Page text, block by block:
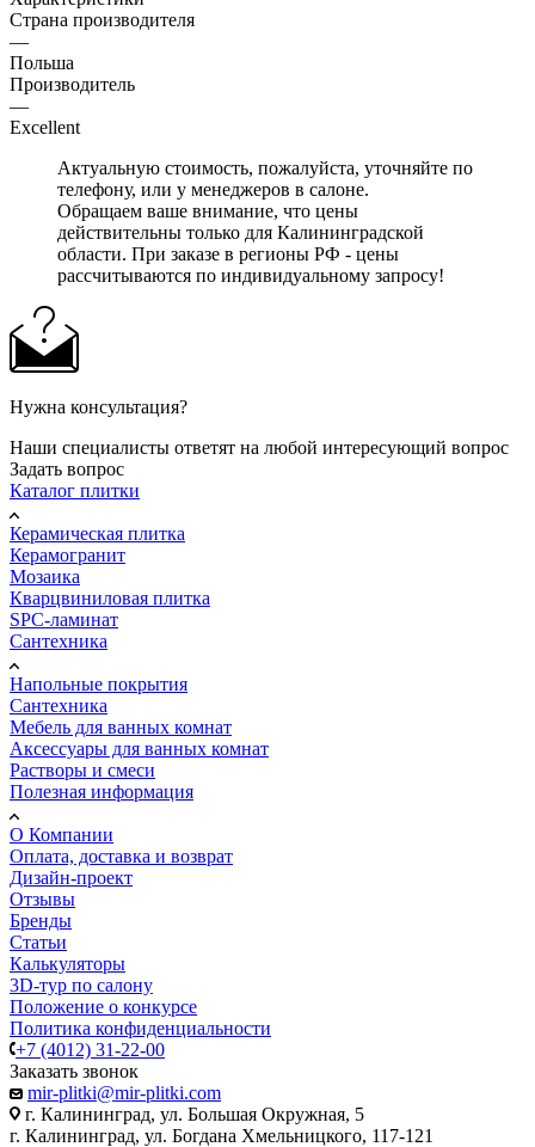
Страна производителя
—
Польша
Производитель
—
Excellent
Актуальную стоимость, пожалуйста, уточняйте по
телефону, или у менеджеров в салоне.
Обращаем ваше внимание, что цены
действительны только для Калининградской
области. При заказе в регионы РФ - цены
рассчитываются по индивидуальному запросу!
Нужна консультация?
Наши специалисты ответят на любой интересующий вопрос
Задать вопрос
Каталог плитки
Керамическая плитка
Керамогранит
Мозаика
Кварцвиниловая плитка
SPC-ламинат
Сантехника
Напольные покрытия
Сантехника
Мебель для ванных комнат
Аксессуары для ванных комнат
Растворы и смеси
Полезная информация
О Компании
Оплата, доставка и возврат
Дизайн-проект
Отзывы
Бренды
Статьи
Калькуляторы
3D-тур по салону
Положение о конкурсе
Политика конфиденциальности
+7 (4012) 31-22-00
Заказать звонок
mir-plitki@mir-plitki.com
г. Калининград, ул. Большая Окружная, 5
г. Калининград, ул. Богдана Хмельницкого, 117-121